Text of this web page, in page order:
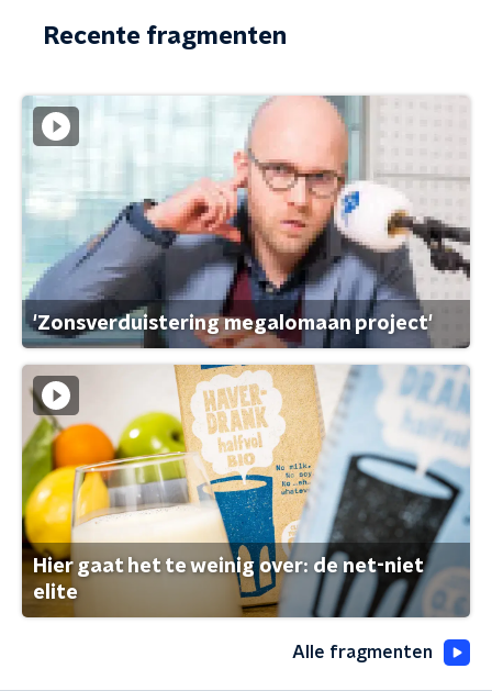
Recente fragmenten
'Zonsverduistering megalomaan project'
Hier gaat het te weinig over: de net-niet
elite
Alle fragmenten